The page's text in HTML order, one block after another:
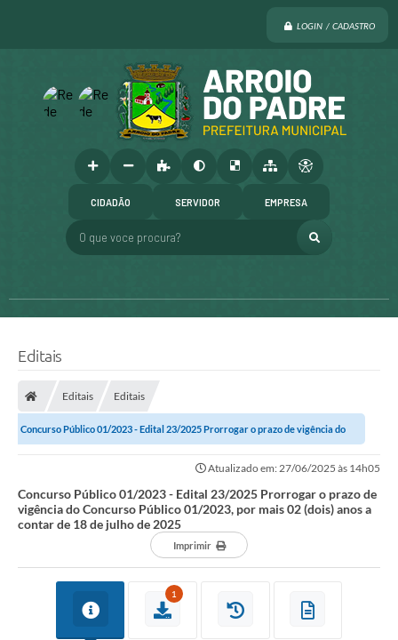
LOGIN / CADASTRO
O que voce procura?
CIDADÃO SERVIDOR EMPRESA
Editais
Editais Editais
Concurso Público 01/2023 - Edital 23/2025 Prorrogar o prazo de vigência do
Atualizado em: 27/06/2025 às 14h05
Concurso Público 01/2023 - Edital 23/2025 Prorrogar o prazo de
vigência do Concurso Público 01/2023, por mais 02 (dois) anos a
contar de 18 de julho de 2025
Imprimir
1